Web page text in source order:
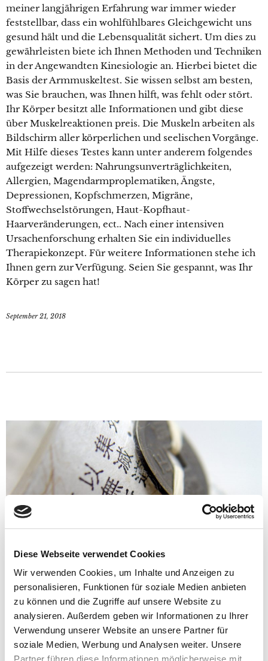
Diese Webseite verwendet Cookies
Wir verwenden Cookies, um Inhalte und Anzeigen zu
personalisieren, Funktionen für soziale Medien anbieten
zu können und die Zugriffe auf unsere Website zu
analysieren. Außerdem geben wir Informationen zu Ihrer
Verwendung unserer Website an unsere Partner für
soziale Medien, Werbung und Analysen weiter. Unsere
Partner führen diese Informationen möglicherweise mit
meiner langjährigen Erfahrung war immer wieder
feststellbar, dass ein wohlfühlbares Gleichgewicht uns
gesund hält und die Lebensqualität sichert. Um dies zu
gewährleisten biete ich Ihnen Methoden und Techniken
in der Angewandten Kinesiologie an. Hierbei bietet die
Basis der Armmuskeltest. Sie wissen selbst am besten,
was Sie brauchen, was Ihnen hilft, was fehlt oder stört.
Ihr Körper besitzt alle Informationen und gibt diese
über Muskelreaktionen preis. Die Muskeln arbeiten als
Bildschirm aller körperlichen und seelischen Vorgänge.
Mit Hilfe dieses Testes kann unter anderem folgendes
aufgezeigt werden: Nahrungsunverträglichkeiten,
Allergien, Magendarmproplematiken, Ängste,
Depressionen, Kopfschmerzen, Migräne,
Stoffwechselstörungen, Haut-Kopfhaut-
Haarveränderungen, ect.. Nach einer intensiven
Ursachenforschung erhalten Sie ein individuelles
Therapiekonzept. Für weitere Informationen stehe ich
Ihnen gern zur Verfügung. Seien Sie gespannt, was Ihr
Körper zu sagen hat!
September 21, 2018
Traditionelle Chinesische Medizin (
TCM )